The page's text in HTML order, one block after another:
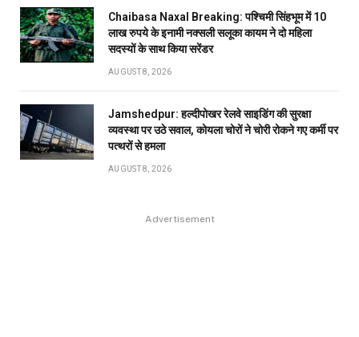
Chaibasa Naxal Breaking: पश्चिमी सिंहभूम में 10
लाख रुपये के इनामी नक्सली सलूका कायम ने दो महिला
सदस्यों के साथ किया सरेंडर
AUGUST 8, 2026
Jamshedpur: हल्दीपोखर रेलवे साइडिंग की सुरक्षा
व्यवस्था पर उठे सवाल, कोयला चोरों ने चोरी रोकने गए कर्मी पर
पत्थरों से हमला
AUGUST 8, 2026
Advertisement